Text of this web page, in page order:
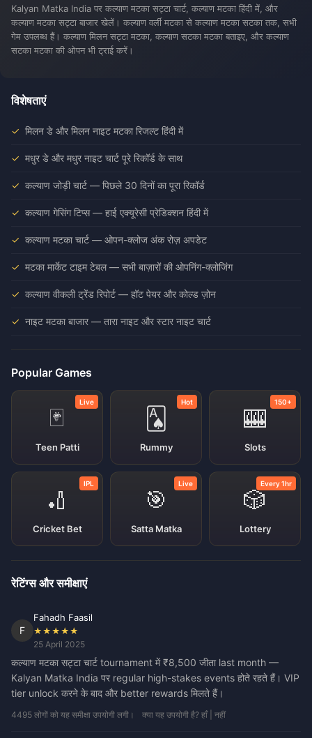
Kalyan Matka India पर कल्याण मटका सट्टा चार्ट, कल्याण मटका हिंदी में, और
कल्याण मटका सट्टा बाजार खेलें। कल्याण वर्ली मटका से कल्याण मटका सटका तक, सभी
गेम उपलब्ध हैं। कल्याण मिलन सट्टा मटका, कल्याण सटका मटका बताइए, और कल्याण
सटका मटका की ओपन भी ट्राई करें।
विशेषताएं
मिलन डे और मिलन नाइट मटका रिजल्ट हिंदी में
मधुर डे और मधुर नाइट चार्ट पूरे रिकॉर्ड के साथ
कल्याण जोड़ी चार्ट — पिछले 30 दिनों का पूरा रिकॉर्ड
कल्याण गेसिंग टिप्स — हाई एक्यूरेसी प्रेडिक्शन हिंदी में
कल्याण मटका चार्ट — ओपन-क्लोज अंक रोज़ अपडेट
मटका मार्केट टाइम टेबल — सभी बाज़ारों की ओपनिंग-क्लोजिंग
कल्याण वीकली ट्रेंड रिपोर्ट — हॉट पेयर और कोल्ड ज़ोन
नाइट मटका बाजार — तारा नाइट और स्टार नाइट चार्ट
Popular Games
🃏
Teen Patti
Live
🂡
Rummy
Hot
🎰
Slots
150+
🏏
Cricket Bet
IPL
🎯
Satta Matka
Live
🎲
Lottery
Every 1hr
रेटिंग्स और समीक्षाएं
F
Fahadh Faasil
★★★★★
25 April 2025
कल्याण मटका सट्टा चार्ट tournament में ₹8,500 जीता last month —
Kalyan Matka India पर regular high-stakes events होते रहते हैं। VIP
tier unlock करने के बाद और better rewards मिलते हैं।
4495 लोगों को यह समीक्षा उपयोगी लगी। क्या यह उपयोगी है? हाँ | नहीं